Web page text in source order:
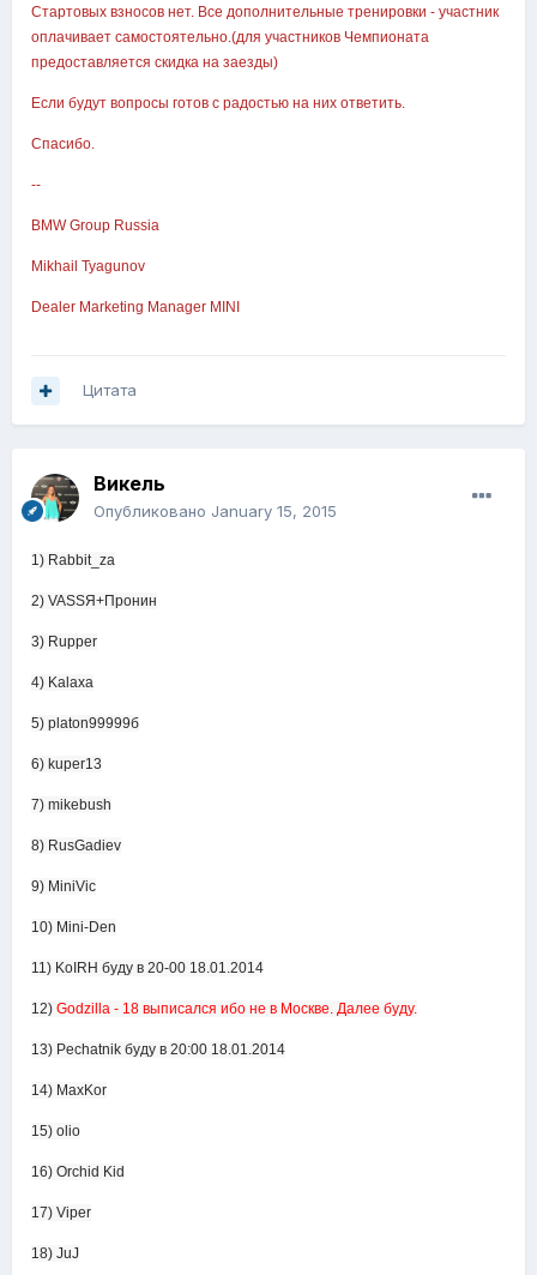
Стартовых взносов нет. Все дополнительные тренировки - участник
оплачивает самостоятельно.(для участников Чемпионата
предоставляется скидка на заезды)
Если будут вопросы готов с радостью на них ответить.
Спасибо.
--
BMW Group Russia
Mikhail Tyagunov
Dealer Marketing Manager MINI
Цитата
Викель
Опубликовано January 15, 2015
1) Rabbit_za
2) VASSЯ+Пронин
3) Rupper
4) Kalaxa
5) platon99999б
6) kuper13
7) mikebush
8) RusGadiev
9) MiniVic
10) Mini-Den
11) KoIRH буду в 20-00 18.01.2014
12) Godzilla - 18 выписался ибо не в Москве. Далее буду.
13) Pechatnik буду в 20:00 18.01.2014
14) MaxKor
15) olio
16) Orchid Kid
17) Viper
18) JuJ